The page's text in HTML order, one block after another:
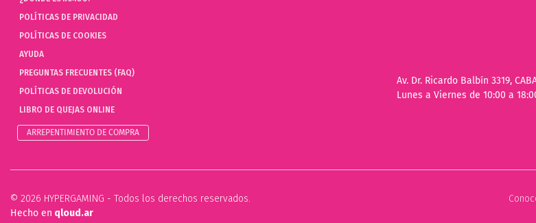
POLÍTICAS DE PRIVACIDAD
POLÍTICAS DE COOKIES
AYUDA
PREGUNTAS FRECUENTES (FAQ)
POLÍTICAS DE DEVOLUCIÓN
LIBRO DE QUEJAS ONLINE
ARREPENTIMIENTO DE COMPRA
Av. Dr. Ricardo Balbín 3319,
Lunes a Viernes de 10:00 a
© 2026 HYPERGAMING - Todos los derechos reservados.
Hecho en qloud.ar